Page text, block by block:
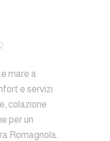
mare a
e servizi
colazione
per un
Romagnola.